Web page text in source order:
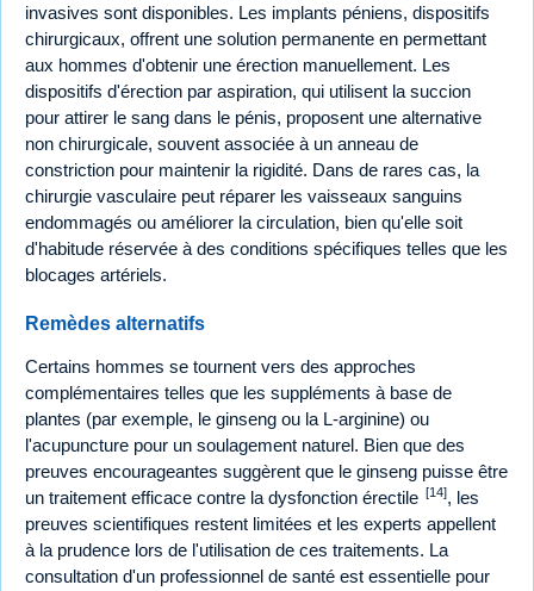
invasives sont disponibles. Les implants péniens, dispositifs
chirurgicaux, offrent une solution permanente en permettant
aux hommes d'obtenir une érection manuellement. Les
dispositifs d'érection par aspiration, qui utilisent la succion
pour attirer le sang dans le pénis, proposent une alternative
non chirurgicale, souvent associée à un anneau de
constriction pour maintenir la rigidité. Dans de rares cas, la
chirurgie vasculaire peut réparer les vaisseaux sanguins
endommagés ou améliorer la circulation, bien qu'elle soit
d'habitude réservée à des conditions spécifiques telles que les
blocages artériels.
Remèdes alternatifs
Certains hommes se tournent vers des approches
complémentaires telles que les suppléments à base de
plantes (par exemple, le ginseng ou la L-arginine) ou
l'acupuncture pour un soulagement naturel. Bien que des
preuves encourageantes suggèrent que le ginseng puisse être
un traitement efficace contre la dysfonction érectile [14], les
preuves scientifiques restent limitées et les experts appellent
à la prudence lors de l'utilisation de ces traitements. La
consultation d'un professionnel de santé est essentielle pour